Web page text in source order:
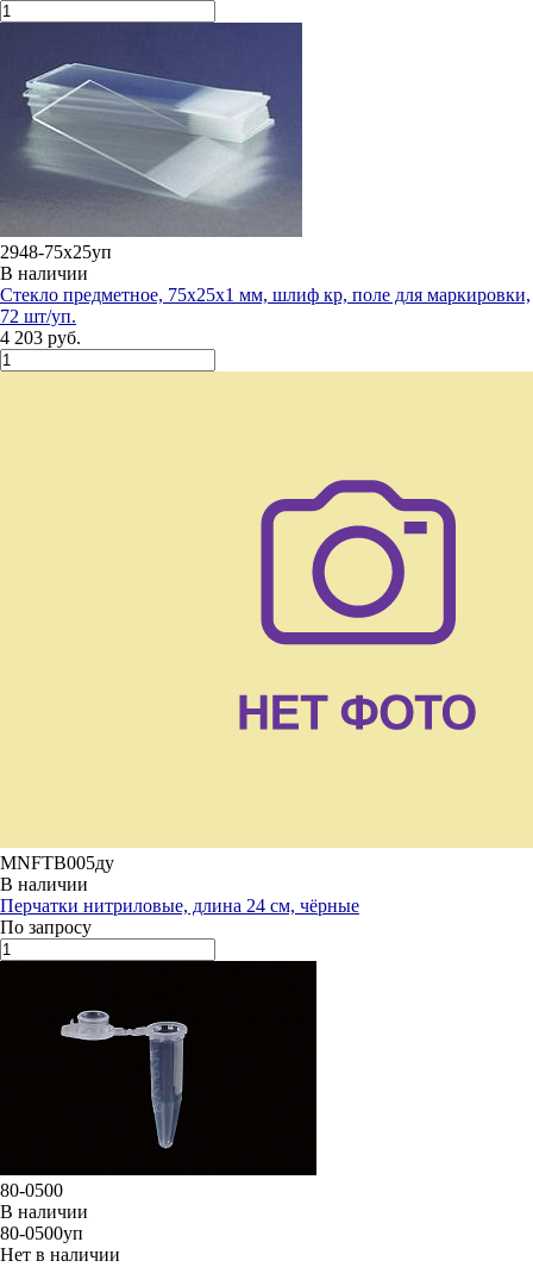
2948-75х25уп
В наличии
Стекло предметное, 75х25х1 мм, шлиф кр, поле для маркировки,
72 шт/уп.
4 203 руб.
MNFTB005ду
В наличии
Перчатки нитриловые, длина 24 см, чёрные
По запросу
80-0500
В наличии
80-0500уп
Нет в наличии